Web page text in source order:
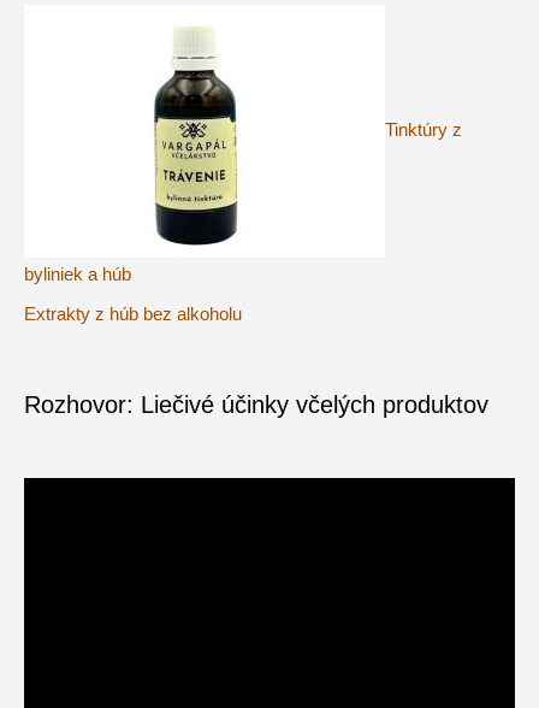
Tinktúry z
byliniek a húb
Extrakty z húb bez alkoholu
Rozhovor: Liečivé účinky včelých produktov